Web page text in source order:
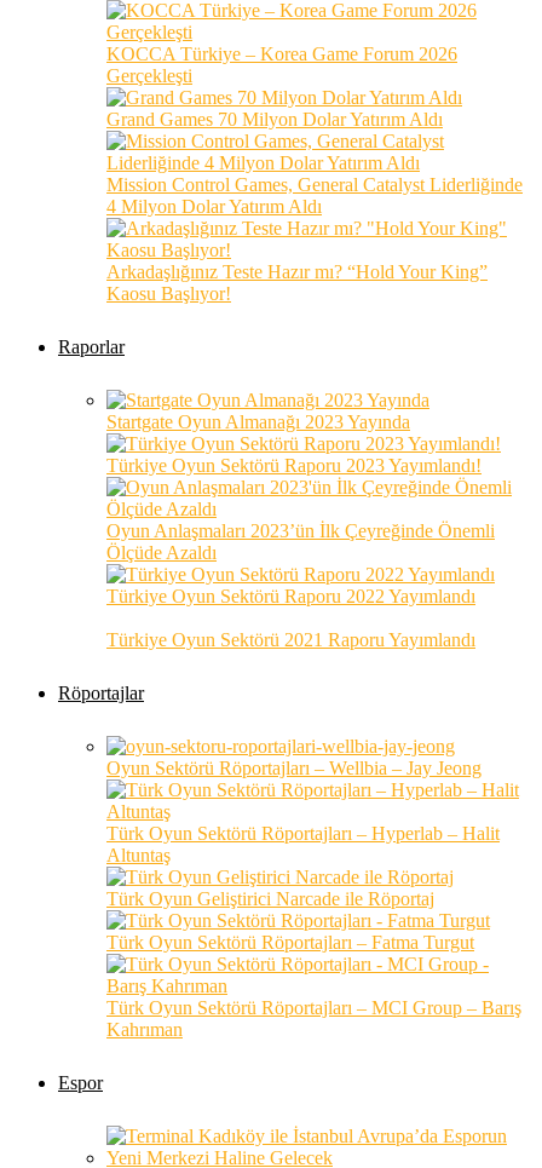
KOCCA Türkiye – Korea Game Forum 2026
Gerçekleşti
Grand Games 70 Milyon Dolar Yatırım Aldı
Mission Control Games, General Catalyst Liderliğinde
4 Milyon Dolar Yatırım Aldı
Arkadaşlığınız Teste Hazır mı? “Hold Your King”
Kaosu Başlıyor!
Raporlar
Startgate Oyun Almanağı 2023 Yayında
Türkiye Oyun Sektörü Raporu 2023 Yayımlandı!
Oyun Anlaşmaları 2023’ün İlk Çeyreğinde Önemli
Ölçüde Azaldı
Türkiye Oyun Sektörü Raporu 2022 Yayımlandı
Türkiye Oyun Sektörü 2021 Raporu Yayımlandı
Röportajlar
Oyun Sektörü Röportajları – Wellbia – Jay Jeong
Türk Oyun Sektörü Röportajları – Hyperlab – Halit
Altuntaş
Türk Oyun Geliştirici Narcade ile Röportaj
Türk Oyun Sektörü Röportajları – Fatma Turgut
Türk Oyun Sektörü Röportajları – MCI Group – Barış
Kahrıman
Espor